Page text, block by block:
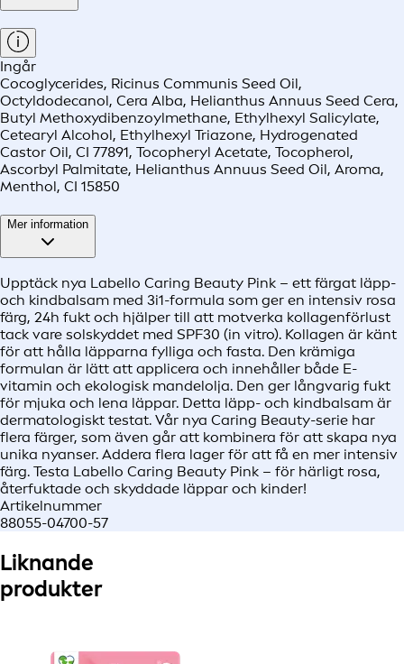
Ingår
Cocoglycerides, Ricinus Communis Seed Oil,
Octyldodecanol, Cera Alba, Helianthus Annuus Seed Cera,
Butyl Methoxydibenzoylmethane, Ethylhexyl Salicylate,
Cetearyl Alcohol, Ethylhexyl Triazone, Hydrogenated
Castor Oil, CI 77891, Tocopheryl Acetate, Tocopherol,
Ascorbyl Palmitate, Helianthus Annuus Seed Oil, Aroma,
Menthol, CI 15850
Mer information
Upptäck nya Labello Caring Beauty Pink – ett färgat läpp-
och kindbalsam med 3i1-formula som ger en intensiv rosa
färg, 24h fukt och hjälper till att motverka kollagenförlust
tack vare solskyddet med SPF30 (in vitro). Kollagen är känt
för att hålla läpparna fylliga och fasta. Den krämiga
formulan är lätt att applicera och innehåller både E-
vitamin och ekologisk mandelolja. Den ger långvarig fukt
för mjuka och lena läppar. Detta läpp- och kindbalsam är
dermatologiskt testat. Vår nya Caring Beauty-serie har
flera färger, som även går att kombinera för att skapa nya
unika nyanser. Addera flera lager för att få en mer intensiv
färg. Testa Labello Caring Beauty Pink – för härligt rosa,
återfuktade och skyddade läppar och kinder!
Artikelnummer
88055-04700-57
Liknande
produkter